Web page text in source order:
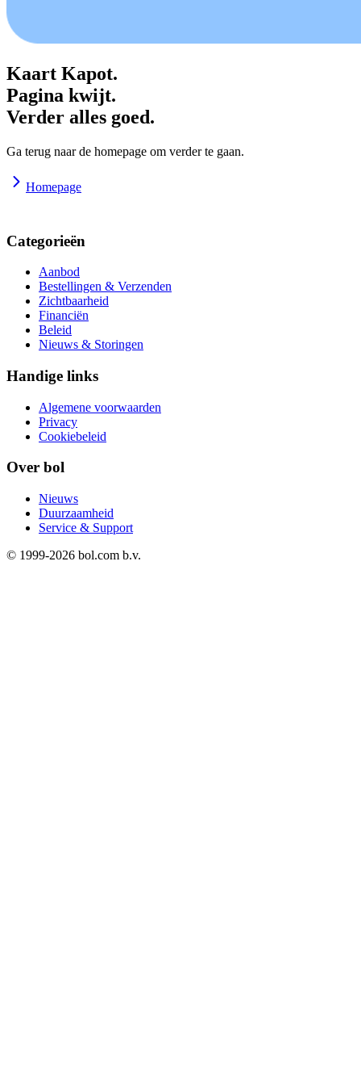
Kaart Kapot.
Pagina kwijt.
Verder alles goed.
Ga terug naar de homepage om verder te gaan.
Homepage
Categorieën
Aanbod
Bestellingen & Verzenden
Zichtbaarheid
Financiën
Beleid
Nieuws & Storingen
Handige links
Algemene voorwaarden
Privacy
Cookiebeleid
Over bol
Nieuws
Duurzaamheid
Service & Support
© 1999-2026 bol.com b.v.